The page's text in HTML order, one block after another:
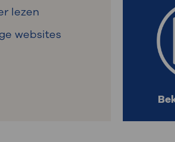
lezen
websites